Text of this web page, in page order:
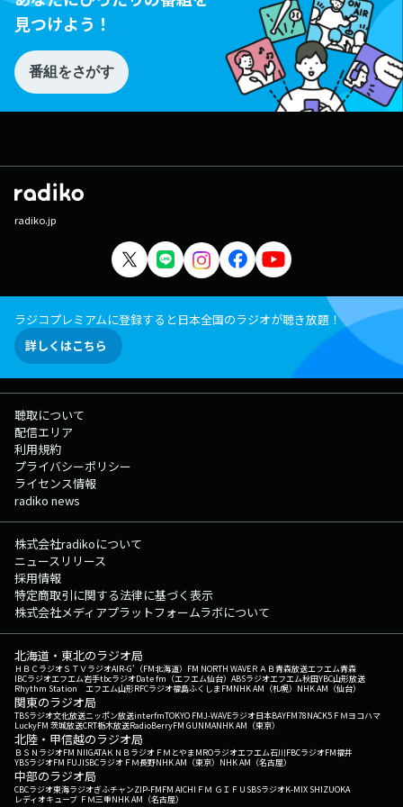
見つけよう！
番組をさがす
radiko.jp
ラジコプレミアムに登録すると日本全国のラジオが聴き放題！
詳しくはこちら
聴取について
配信エリア
利用規約
プライバシーポリシー
ライセンス情報
radiko news
株式会社radikoについて
ニュースリリース
採用情報
特定商取引に関する法律に基づく表示
株式会社メディアプラットフォームラボについて
北海道・東北のラジオ局
ＨＢＣラジオＳＴＶラジオAIR-G'（FM北海道） FM NORTH WAVEＲＡＢ青森放送エフエム青森
IBCラジオエフエム岩手tbcラジオDate fm（エフエム仙台） ABSラジオエフエム秋田YBC山形放送
Rhythm Station エフエム山形RFCラジオ福島ふくしまFMNHK AM（札幌） NHK AM（仙台）
関東のラジオ局
TBSラジオ文化放送ニッポン放送interfmTOKYO FMJ-WAVEラジオ日本BAYFM78NACK5 ＦＭヨコハマ
LuckyFM 茨城放送CRT栃木放送RadioBerryFM GUNMANHK AM（東京）
北陸・甲信越のラジオ局
ＢＳＮラジオFM NIIGATAＫＮＢラジオ ＦＭとやまMROラジオエフエム石川FBCラジオFM福井
YBSラジオFM FUJISBCラジオ ＦＭ長野NHK AM（東京） NHK AM（名古屋）
中部のラジオ局
CBCラジオ東海ラジオぎふチャンZIP-FMFM AICHI ＦＭ ＧＩＦＵ SBSラジオK-MIX SHIZUOKA
レディオキューブ ＦＭ三重NHK AM（名古屋）